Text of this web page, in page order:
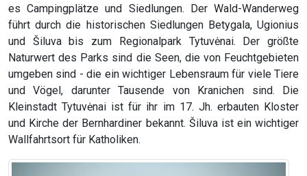
es Campingplätze und Siedlungen. Der Wald-Wanderweg
führt durch die historischen Siedlungen Betygala, Ugionius
und Šiluva bis zum Regionalpark Tytuvėnai. Der größte
Naturwert des Parks sind die Seen, die von Feuchtgebieten
umgeben sind - die ein wichtiger Lebensraum für viele Tiere
und Vögel, darunter Tausende von Kranichen sind. Die
Kleinstadt Tytuvėnai ist für ihr im 17. Jh. erbauten Kloster
und Kirche der Bernhardiner bekannt. Šiluva ist ein wichtiger
Wallfahrtsort für Katholiken.